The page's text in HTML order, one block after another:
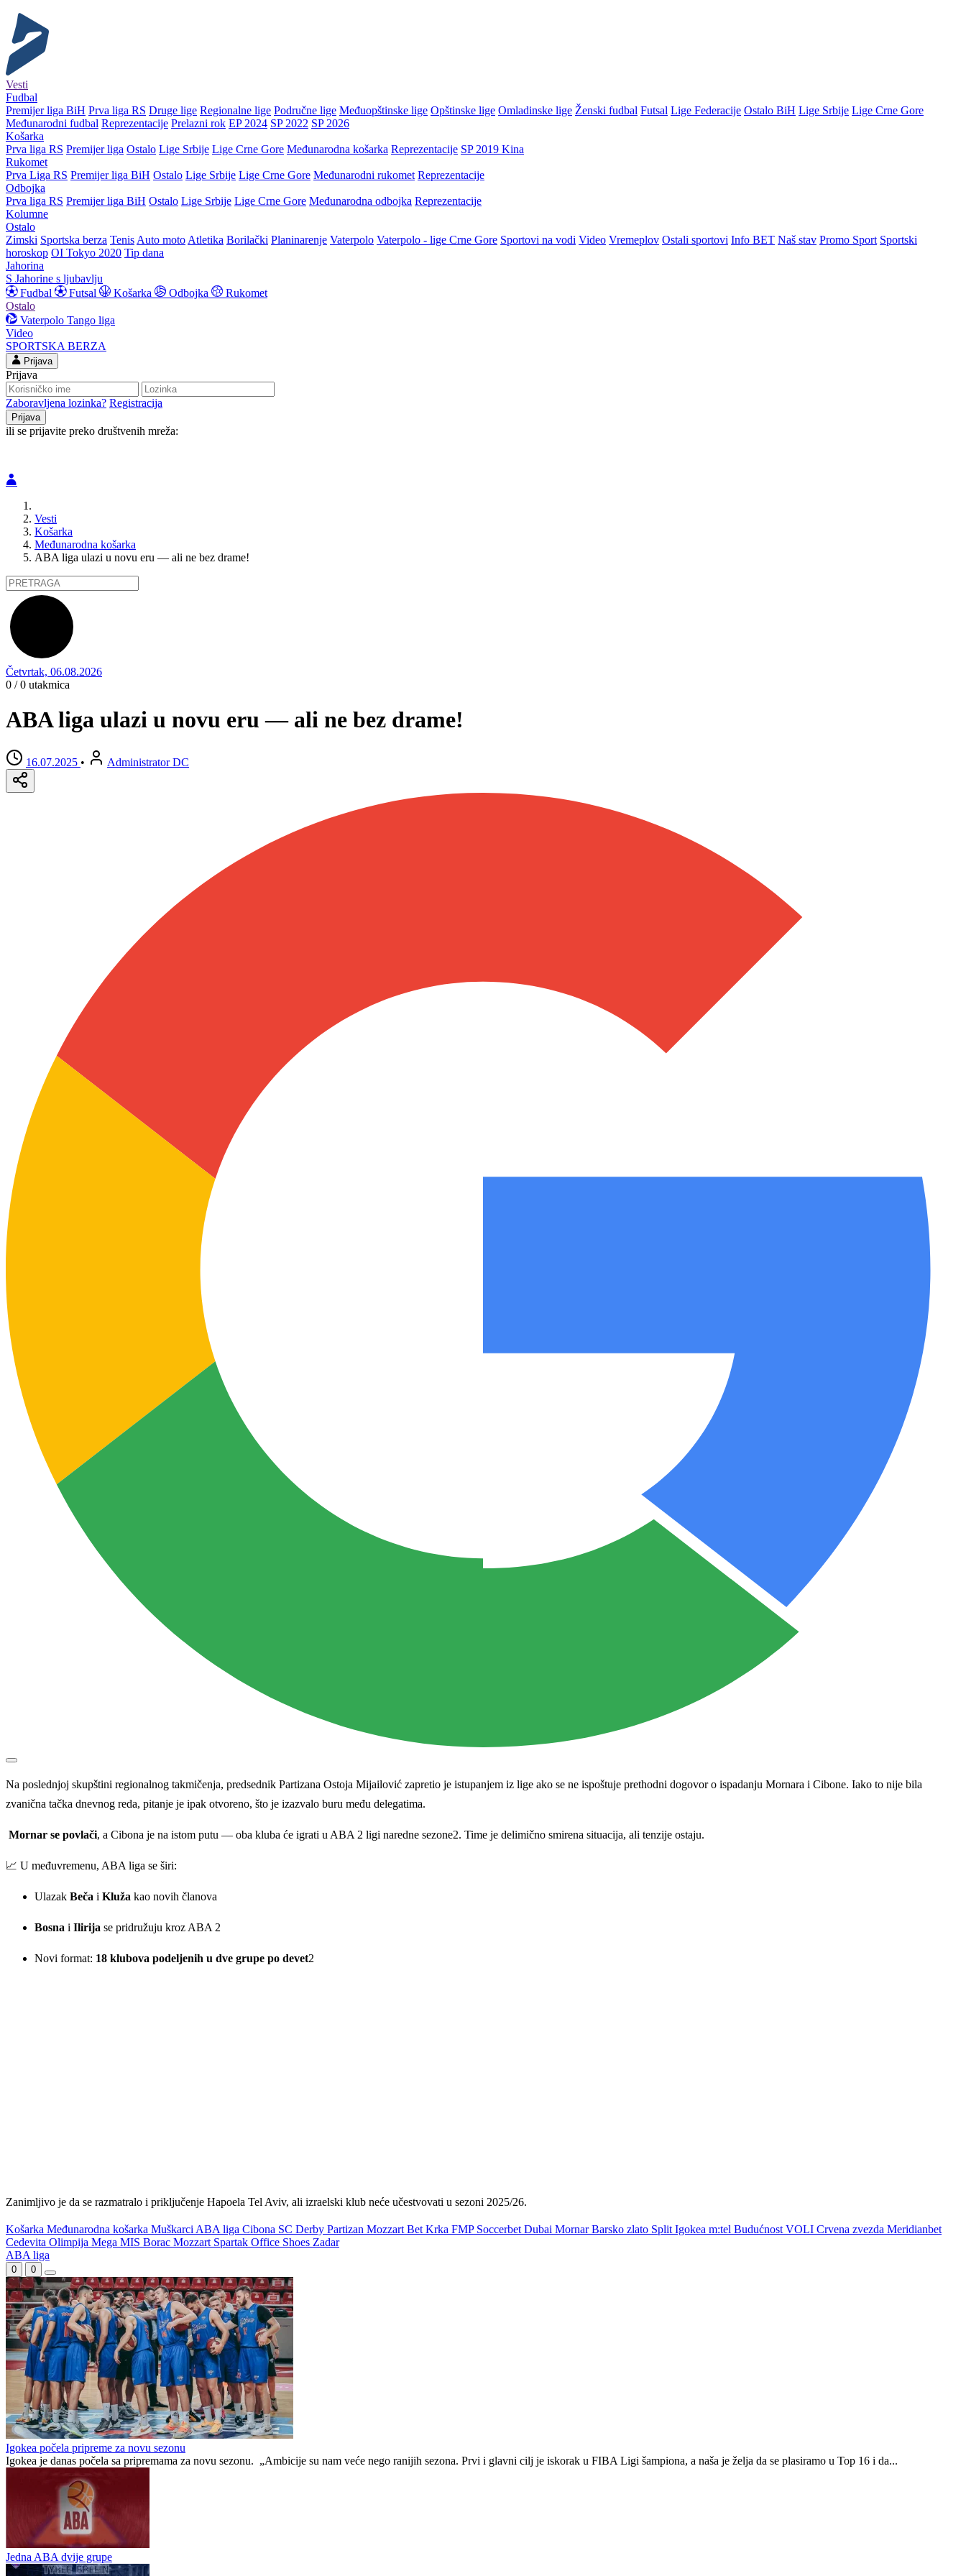
Vesti
Fudbal
Premijer liga BiH Prva liga RS Druge lige Regionalne lige Područne lige Međuopštinske lige Opštinske lige Omladinske lige Ženski fudbal Futsal Lige Federacije Ostalo BiH Lige Srbije Lige Crne Gore
Međunarodni fudbal Reprezentacije Prelazni rok EP 2024 SP 2022 SP 2026
Košarka
Prva liga RS Premijer liga Ostalo Lige Srbije Lige Crne Gore Međunarodna košarka Reprezentacije SP 2019 Kina
Rukomet
Prva Liga RS Premijer liga BiH Ostalo Lige Srbije Lige Crne Gore Međunarodni rukomet Reprezentacije
Odbojka
Prva liga RS Premijer liga BiH Ostalo Lige Srbije Lige Crne Gore Međunarodna odbojka Reprezentacije
Kolumne
Ostalo
Zimski Sportska berza Tenis Auto moto Atletika Borilački Planinarenje Vaterpolo Vaterpolo - lige Crne Gore Sportovi na vodi Video Vremeplov Ostali sportovi Info BET Naš stav Promo Sport Sportski
horoskop OI Tokyo 2020 Tip dana
Jahorina
S Jahorine s ljubavlju
Fudbal
Futsal Košarka Odbojka
Rukomet
Ostalo
Vaterpolo Tango liga
Video
SPORTSKA BERZA
Prijava
Prijava
Zaboravljena lozinka? Registracija
ili se prijavite preko društvenih mreža:
Vesti
Košarka
Međunarodna košarka
ABA liga ulazi u novu eru — ali ne bez drame!
Četvrtak, 06.08.2026
0 / 0 utakmica
ABA liga ulazi u novu eru — ali ne bez drame!
16.07.2025 • Administrator DC
Na poslednjoj skupštini regionalnog takmičenja, predsednik Partizana Ostoja Mijailović zapretio je istupanjem iz lige ako se ne ispoštuje prethodni dogovor o ispadanju Mornara i Cibone. Iako to nije bila
zvanična tačka dnevnog reda, pitanje je ipak otvoreno, što je izazvalo buru među delegatima.
Mornar se povlači, a Cibona je na istom putu — oba kluba će igrati u ABA 2 ligi naredne sezone2. Time je delimično smirena situacija, ali tenzije ostaju.
📈 U međuvremenu, ABA liga se širi:
Ulazak Beča i Kluža kao novih članova
Bosna i Ilirija se pridružuju kroz ABA 2
Novi format: 18 klubova podeljenih u dve grupe po devet2
Zanimljivo je da se razmatralo i priključenje Hapoela Tel Aviv, ali izraelski klub neće učestvovati u sezoni 2025/26.
Košarka Međunarodna košarka Muškarci ABA liga Cibona SC Derby Partizan Mozzart Bet Krka FMP Soccerbet Dubai Mornar Barsko zlato Split Igokea m:tel Budućnost VOLI Crvena zvezda Meridianbet
Cedevita Olimpija Mega MIS Borac Mozzart Spartak Office Shoes Zadar
ABA liga
0 0
Igokea počela pripreme za novu sezonu
Igokea je danas počela sa pripremama za novu sezonu. „Ambicije su nam veće nego ranijih sezona. Prvi i glavni cilj je iskorak u FIBA Ligi šampiona, a naša je želja da se plasiramo u Top 16 i da...
Jedna ABA dvije grupe